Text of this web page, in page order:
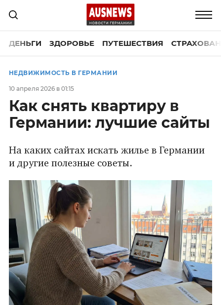
ДЕНЬГИ ЗДОРОВЬЕ ПУТЕШЕСТВИЯ
НЕДВИЖИМОСТЬ В ГЕРМАНИИ
10 апреля 2026 в 01:15
Как снять квартиру в
Германии: лучшие сайты
На каких сайтах искать жилье в Германии
и другие полезные советы.